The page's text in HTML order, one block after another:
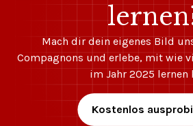
Mach dir dein eigenes Bild
Compagnons und erlebe, mit wie
im Jahr 2025 lernen
Kostenlos